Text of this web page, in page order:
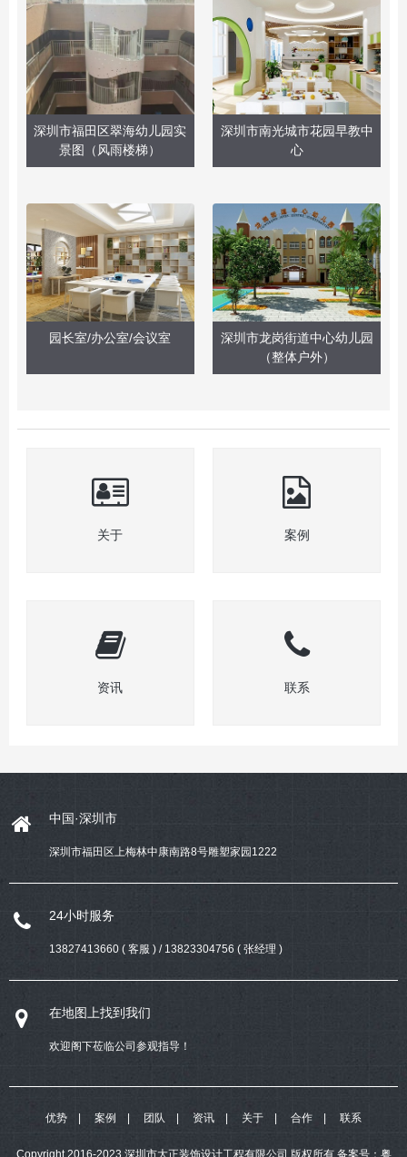
深圳市福田区翠海幼儿园实
景图（风雨楼梯）
深圳市南光城市花园早教中
心
园长室/办公室/会议室
深圳市龙岗街道中心幼儿园
（整体户外）
关于 案例
资讯 联系
中国·深圳市
深圳市福田区上梅林中康南路8号雕塑家园1222
24小时服务
13827413660 ( 客服 ) / 13823304756 ( 张经理 )
在地图上找到我们
欢迎阁下莅临公司参观指导！
优势 案例 团队 资讯 关于 合作 联系
Copyright 2016-2023 深圳市大正装饰设计工程有限公司 版权所有 备案号： 粤